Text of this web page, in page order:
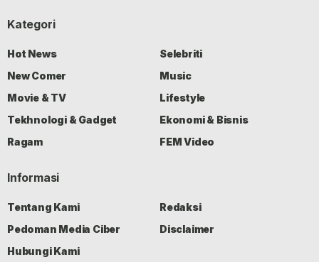
Kategori
Hot News
Selebriti
New Comer
Music
Movie & TV
Lifestyle
Tekhnologi & Gadget
Ekonomi & Bisnis
Ragam
FEM Video
Informasi
Tentang Kami
Redaksi
Pedoman Media Ciber
Disclaimer
Hubungi Kami